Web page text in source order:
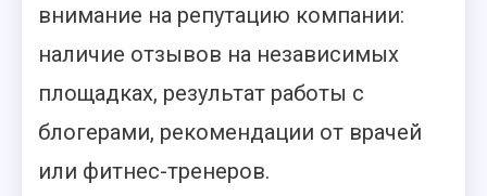
внимание на репутацию компании:
наличие отзывов на независимых
площадках, результат работы с
блогерами, рекомендации от врачей
или фитнес-тренеров.